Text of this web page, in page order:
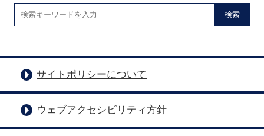
検索
サイトポリシーについて
ウェブアクセシビリティ方針